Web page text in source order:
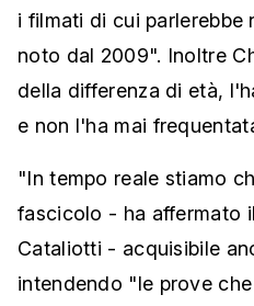
i filmati di cui parlerebbe
noto dal 2009". Inoltre
della differenza di età,
e non l'ha mai
"In tempo reale stiamo
fascicolo - ha affermato
Cataliotti - acquisibile
intendendo "le prove